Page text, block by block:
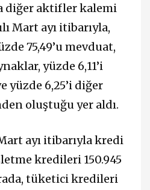
diğer aktifler kalemi
Mart ayı itibarıyla,
75,49’u mevduat,
yüzde 6,11’i
yüzde 6,25’i diğer
oluştuğu yer aldı.
ayı itibarıyla kredi
kredileri 150.945
tüketici kredileri